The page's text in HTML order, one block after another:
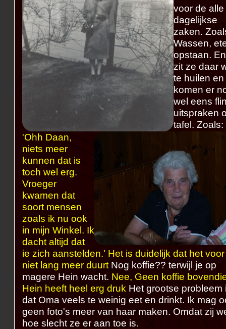
voor de alle
dagelijkse
zaken.
Wassen,
opstaan.
zit ze daar
te huilen
komen er
wel eens
uitspraken
tafel. Zoals:
'Ohh Daan,
niets meer
kunnen dat is
toch wel erg.
Vroeger
kwamen dat
soort mensen
zoals ik nu ook
in mijn Winkel. Ik
dacht altijd dat
ie zich aanstelden.' Het is duidelijk dat het
niet lang meer duurt Nog koffie?? terwijl je op
magere Hein wacht. Nee, Geen koffie
Hein heeft heel erg druk Het grootse probleem
dat Oma veels te weinig eet en drinkt. Ik mag
geen foto's meer van haar maken. Omdat zij
hoe slecht ze er aan toe is.